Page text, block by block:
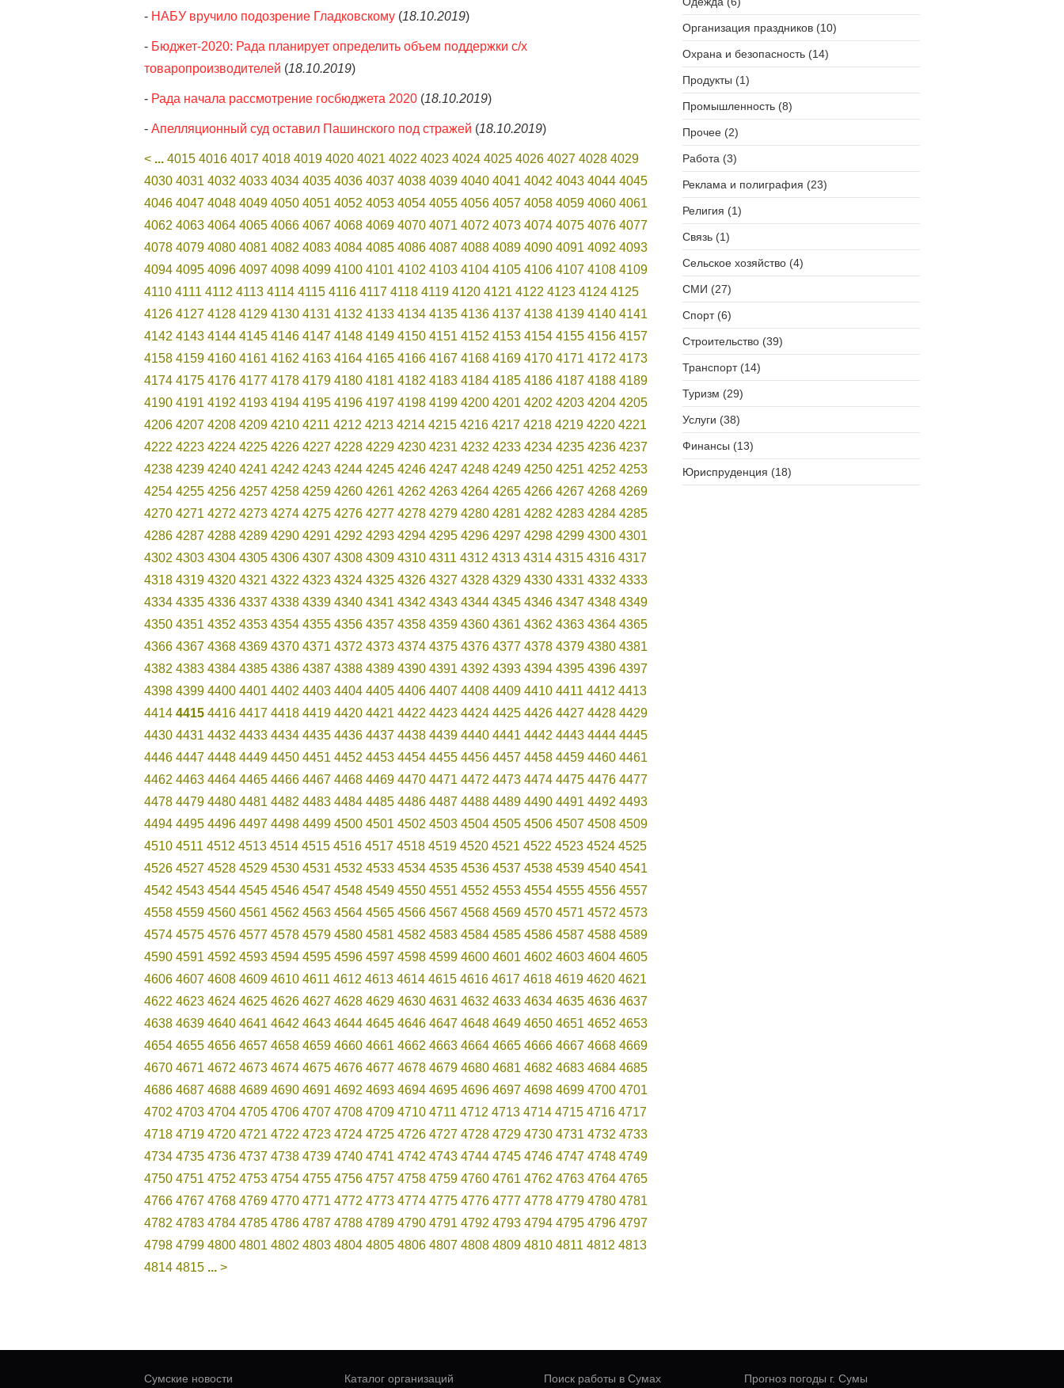
- НАБУ вручило подозрение Гладковскому (18.10.2019)
- Бюджет-2020: Рада планирует определить объем поддержки с/х
товаропроизводителей (18.10.2019)
- Рада начала рассмотрение госбюджета 2020 (18.10.2019)
- Апелляционный суд оставил Пашинского под стражей (18.10.2019)
< ... 4015 4016 4017 4018 4019 4020 4021 4022 4023 4024 4025 4026 4027 4028 4029
4030 4031 4032 4033 4034 4035 4036 4037 4038 4039 4040 4041 4042 4043 4044 4045
4046 4047 4048 4049 4050 4051 4052 4053 4054 4055 4056 4057 4058 4059 4060 4061
4062 4063 4064 4065 4066 4067 4068 4069 4070 4071 4072 4073 4074 4075 4076 4077
4078 4079 4080 4081 4082 4083 4084 4085 4086 4087 4088 4089 4090 4091 4092 4093
4094 4095 4096 4097 4098 4099 4100 4101 4102 4103 4104 4105 4106 4107 4108 4109
4110 4111 4112 4113 4114 4115 4116 4117 4118 4119 4120 4121 4122 4123 4124 4125
4126 4127 4128 4129 4130 4131 4132 4133 4134 4135 4136 4137 4138 4139 4140 4141
4142 4143 4144 4145 4146 4147 4148 4149 4150 4151 4152 4153 4154 4155 4156 4157
4158 4159 4160 4161 4162 4163 4164 4165 4166 4167 4168 4169 4170 4171 4172 4173
4174 4175 4176 4177 4178 4179 4180 4181 4182 4183 4184 4185 4186 4187 4188 4189
4190 4191 4192 4193 4194 4195 4196 4197 4198 4199 4200 4201 4202 4203 4204 4205
4206 4207 4208 4209 4210 4211 4212 4213 4214 4215 4216 4217 4218 4219 4220 4221
4222 4223 4224 4225 4226 4227 4228 4229 4230 4231 4232 4233 4234 4235 4236 4237
4238 4239 4240 4241 4242 4243 4244 4245 4246 4247 4248 4249 4250 4251 4252 4253
4254 4255 4256 4257 4258 4259 4260 4261 4262 4263 4264 4265 4266 4267 4268 4269
4270 4271 4272 4273 4274 4275 4276 4277 4278 4279 4280 4281 4282 4283 4284 4285
4286 4287 4288 4289 4290 4291 4292 4293 4294 4295 4296 4297 4298 4299 4300 4301
4302 4303 4304 4305 4306 4307 4308 4309 4310 4311 4312 4313 4314 4315 4316 4317
4318 4319 4320 4321 4322 4323 4324 4325 4326 4327 4328 4329 4330 4331 4332 4333
4334 4335 4336 4337 4338 4339 4340 4341 4342 4343 4344 4345 4346 4347 4348 4349
4350 4351 4352 4353 4354 4355 4356 4357 4358 4359 4360 4361 4362 4363 4364 4365
4366 4367 4368 4369 4370 4371 4372 4373 4374 4375 4376 4377 4378 4379 4380 4381
4382 4383 4384 4385 4386 4387 4388 4389 4390 4391 4392 4393 4394 4395 4396 4397
4398 4399 4400 4401 4402 4403 4404 4405 4406 4407 4408 4409 4410 4411 4412 4413
4414 4415 4416 4417 4418 4419 4420 4421 4422 4423 4424 4425 4426 4427 4428 4429
4430 4431 4432 4433 4434 4435 4436 4437 4438 4439 4440 4441 4442 4443 4444 4445
4446 4447 4448 4449 4450 4451 4452 4453 4454 4455 4456 4457 4458 4459 4460 4461
4462 4463 4464 4465 4466 4467 4468 4469 4470 4471 4472 4473 4474 4475 4476 4477
4478 4479 4480 4481 4482 4483 4484 4485 4486 4487 4488 4489 4490 4491 4492 4493
4494 4495 4496 4497 4498 4499 4500 4501 4502 4503 4504 4505 4506 4507 4508 4509
4510 4511 4512 4513 4514 4515 4516 4517 4518 4519 4520 4521 4522 4523 4524 4525
4526 4527 4528 4529 4530 4531 4532 4533 4534 4535 4536 4537 4538 4539 4540 4541
4542 4543 4544 4545 4546 4547 4548 4549 4550 4551 4552 4553 4554 4555 4556 4557
4558 4559 4560 4561 4562 4563 4564 4565 4566 4567 4568 4569 4570 4571 4572 4573
4574 4575 4576 4577 4578 4579 4580 4581 4582 4583 4584 4585 4586 4587 4588 4589
4590 4591 4592 4593 4594 4595 4596 4597 4598 4599 4600 4601 4602 4603 4604 4605
4606 4607 4608 4609 4610 4611 4612 4613 4614 4615 4616 4617 4618 4619 4620 4621
4622 4623 4624 4625 4626 4627 4628 4629 4630 4631 4632 4633 4634 4635 4636 4637
4638 4639 4640 4641 4642 4643 4644 4645 4646 4647 4648 4649 4650 4651 4652 4653
4654 4655 4656 4657 4658 4659 4660 4661 4662 4663 4664 4665 4666 4667 4668 4669
4670 4671 4672 4673 4674 4675 4676 4677 4678 4679 4680 4681 4682 4683 4684 4685
4686 4687 4688 4689 4690 4691 4692 4693 4694 4695 4696 4697 4698 4699 4700 4701
4702 4703 4704 4705 4706 4707 4708 4709 4710 4711 4712 4713 4714 4715 4716 4717
4718 4719 4720 4721 4722 4723 4724 4725 4726 4727 4728 4729 4730 4731 4732 4733
4734 4735 4736 4737 4738 4739 4740 4741 4742 4743 4744 4745 4746 4747 4748 4749
4750 4751 4752 4753 4754 4755 4756 4757 4758 4759 4760 4761 4762 4763 4764 4765
4766 4767 4768 4769 4770 4771 4772 4773 4774 4775 4776 4777 4778 4779 4780 4781
4782 4783 4784 4785 4786 4787 4788 4789 4790 4791 4792 4793 4794 4795 4796 4797
4798 4799 4800 4801 4802 4803 4804 4805 4806 4807 4808 4809 4810 4811 4812 4813
4814 4815 ... >
Организация праздников (10)
Охрана и безопасность (14)
Продукты (1)
Промышленность (8)
Прочее (2)
Работа (3)
Реклама и полиграфия (23)
Религия (1)
Связь (1)
Сельское хозяйство (4)
СМИ (27)
Спорт (6)
Строительство (39)
Транспорт (14)
Туризм (29)
Услуги (38)
Финансы (13)
Юриспруденция (18)
Сумские новости Каталог организаций Поиск работы в Сумах Прогноз погоды г. Сумы